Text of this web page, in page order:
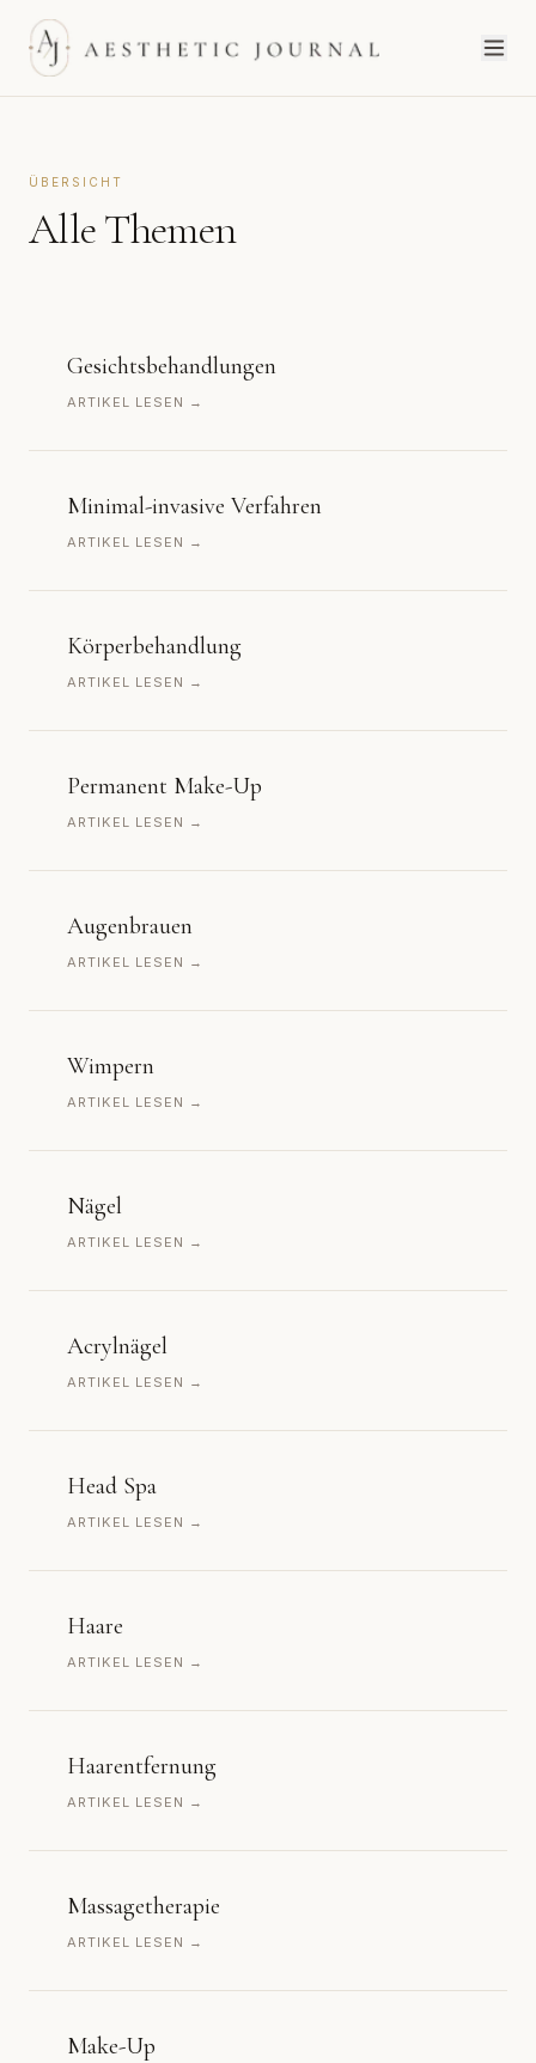
ÜBERSICHT
Alle Themen
Gesichtsbehandlungen
ARTIKEL LESEN →
Minimal-invasive Verfahren
ARTIKEL LESEN →
Körperbehandlung
ARTIKEL LESEN →
Permanent Make-Up
ARTIKEL LESEN →
Augenbrauen
ARTIKEL LESEN →
Wimpern
ARTIKEL LESEN →
Nägel
ARTIKEL LESEN →
Acrylnägel
ARTIKEL LESEN →
Head Spa
ARTIKEL LESEN →
Haare
ARTIKEL LESEN →
Haarentfernung
ARTIKEL LESEN →
Massagetherapie
ARTIKEL LESEN →
Make-Up